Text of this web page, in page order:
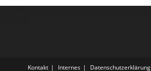
Kontakt Internes Datenschutzerklärung